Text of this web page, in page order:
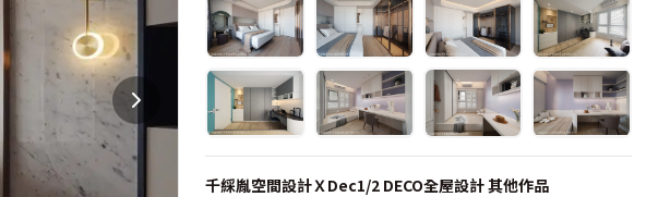
千綵胤空間設計ＸDec1/2 DECO全屋設計其他作品